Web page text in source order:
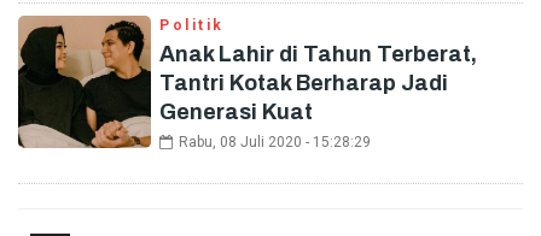
Politik
Anak Lahir di Tahun Terberat,
Tantri Kotak Berharap Jadi
Generasi Kuat
Rabu, 08 Juli 2020 - 15:28:29